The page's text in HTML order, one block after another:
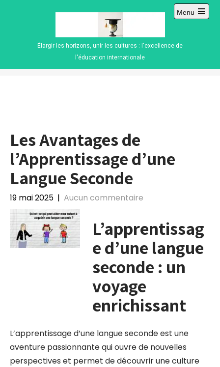
Élargir les horizons, unir les cultures : l'excellence de
l'éducation internationale
Menu
Open
Les Avantages de
l’Apprentissage d’une
Langue Seconde
19 mai 2025 | Aucun commentaire
L’apprentissag
e d’une langue
seconde : un
voyage
enrichissant
L’apprentissage d’une langue seconde est une
aventure passionnante qui ouvre de nouvelles
perspectives et permet de découvrir une culture